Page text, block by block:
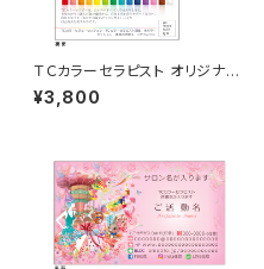
ＴＣカラーセラピスト オリジナル
名刺 50枚
¥3,800